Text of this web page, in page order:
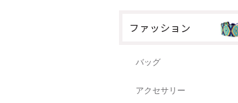
バッグ
アクセサリー